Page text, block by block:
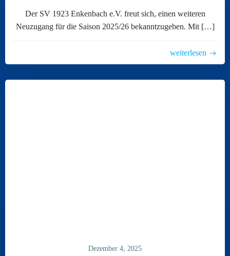
Der SV 1923 Enkenbach e.V. freut sich, einen weiteren
Neuzugang für die Saison 2025/26 bekanntzugeben. Mit […]
weiterlesen
Dezember 4, 2025